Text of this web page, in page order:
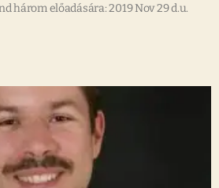
három előadására: 2019 Nov 29 d.u.